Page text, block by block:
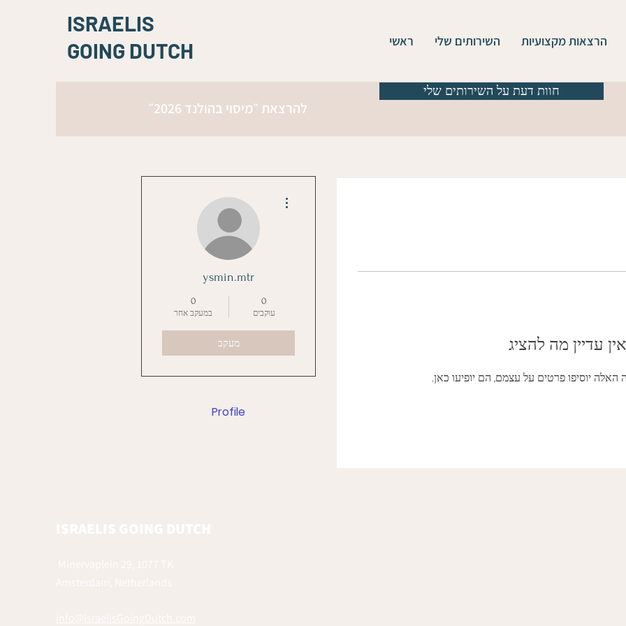
ISRAELIS
GOING DUTCH
ראשי השירותים שלי הרצאות מקצועיות
להרצאת ״מיסוי בהולנד 2026״
חוות דעת על השירותים שלי
אין עדיין מה להציג
יוסיפו פרטים על עצמם, הם יופיעו כאן.
ysmin.mtr
0
עוקבים
0
במעקב אחר
מעקב
Profile